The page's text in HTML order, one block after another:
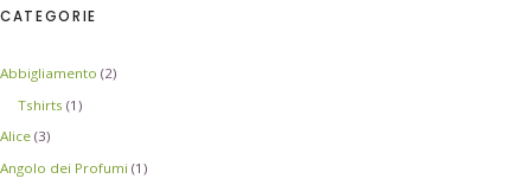
CATEGORIE
Abbigliamento (2)
Tshirts (1)
Alice (3)
Angolo dei Profumi (1)